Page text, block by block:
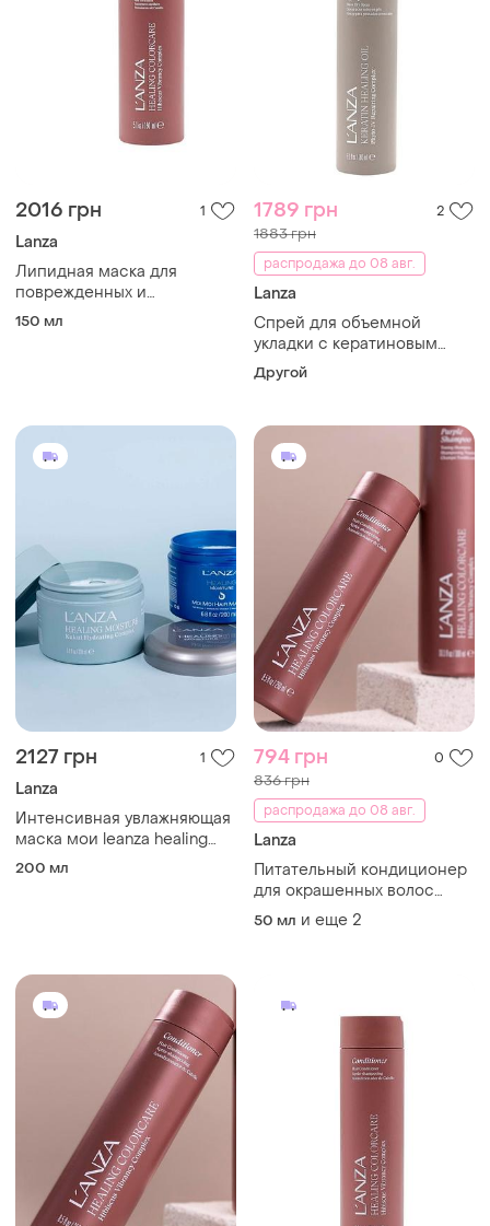
2016 грн 1
Lanza
Липидная маска для
поврежденных и
окрашенных волос leanza
150 мл
1789 грн 2
1883 грн
распродажа до 08 авг.
Lanza
Спрей для объемной
укладки с кератиновым
эликсиром loanza keratin
healing oil bounce up spray
Другой
2127 грн 1
Lanza
Интенсивная увлажняющая
маска мои leanza healing
moisture moi moi hair
200 мл
794 грн 0
836 грн
распродажа до 08 авг.
Lanza
Питательный кондиционер
для окрашенных волос
l'anza healing colorcare
color-preserving conditioner
50 мл и еще 2